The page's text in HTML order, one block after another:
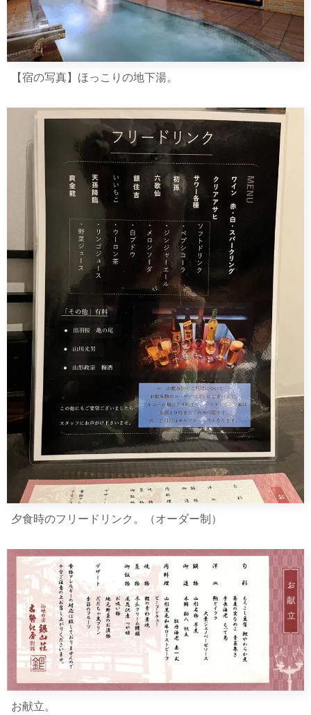
【宿の写真】ほっこりの地下湯。
夕食時のフリードリンク。（オーダー制）
お献立。